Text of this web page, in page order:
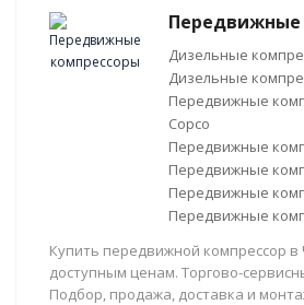
Передвижные
Дизельные
Дизельные
Передвижные
Copco
Передвижные
Передвижные
Передвижные
Передвижные
Купить передвижной компрессор в
доступным ценам. Торгово-
Подбор, продажа, доставка и